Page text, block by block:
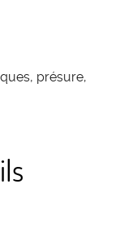
présure,